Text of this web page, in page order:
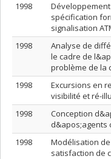
1998
spécification
signalisation
1998
Analyse de
le cadre de
problème de la
1998
Excursions en
visibilité et ré-
1998
Conception
d&apos;agents
1998
Modélisation
satisfaction de